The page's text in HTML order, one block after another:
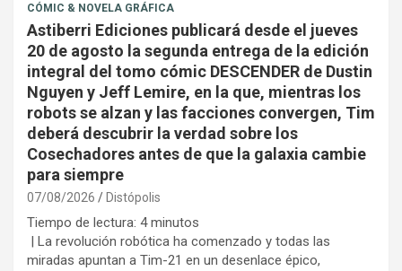
CÓMIC & NOVELA GRÁFICA
Astiberri Ediciones publicará desde el jueves
20 de agosto la segunda entrega de la edición
integral del tomo cómic DESCENDER de Dustin
Nguyen y Jeff Lemire, en la que, mientras los
robots se alzan y las facciones convergen, Tim
deberá descubrir la verdad sobre los
Cosechadores antes de que la galaxia cambie
para siempre
07/08/2026 Distópolis
Tiempo de lectura: 4 minutos
| La revolución robótica ha comenzado y todas las
miradas apuntan a Tim-21 en un desenlace épico,